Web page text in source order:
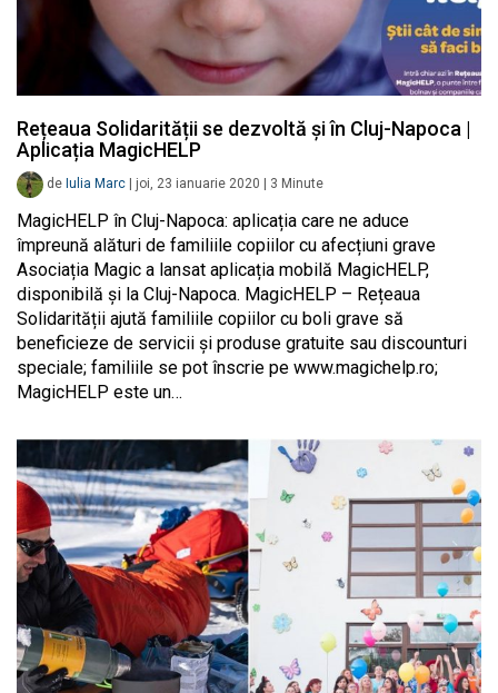
Rețeaua Solidarității se dezvoltă și în Cluj-Napoca |
Aplicația MagicHELP
de Iulia Marc joi, 23 ianuarie 2020 3 Minute
MagicHELP în Cluj-Napoca: aplicația care ne aduce
împreună alături de familiile copiilor cu afecțiuni grave
Asociația Magic a lansat aplicația mobilă MagicHELP,
disponibilă și la Cluj-Napoca. MagicHELP – Rețeaua
Solidarității ajută familiile copiilor cu boli grave să
beneficieze de servicii și produse gratuite sau discounturi
speciale; familiile se pot înscrie pe www.magichelp.ro;
MagicHELP este un…